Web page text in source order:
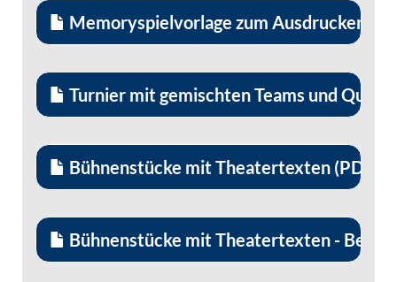
Memoryspielvorlage zum Ausdrucken
Turnier mit gemischten Teams und
Bühnenstücke mit Theatertexten (PDF)
Bühnenstücke mit Theatertexten -